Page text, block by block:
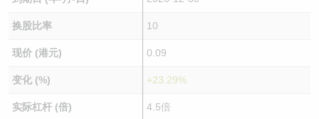
换股比率 10
现价 (港元) 0.09
变化 (%) +23.29%
实际杠杆 (倍) 4.5倍